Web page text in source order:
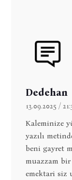
Dedehan
13.09.2025 /
Kaleminize
yazılı
beni gayret
muazzam
emektari siz